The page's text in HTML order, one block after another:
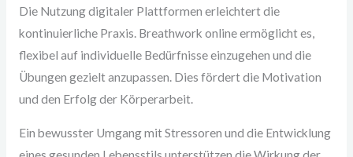
Die Nutzung digitaler Plattformen erleichtert die
kontinuierliche Praxis. Breathwork online ermöglicht es,
flexibel auf individuelle Bedürfnisse einzugehen und die
Übungen gezielt anzupassen. Dies fördert die Motivation
und den Erfolg der Körperarbeit.
Ein bewusster Umgang mit Stressoren und die Entwicklung